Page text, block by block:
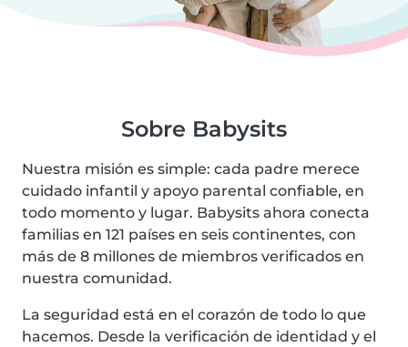
Sobre Babysits
Nuestra misión es simple: cada padre merece
cuidado infantil y apoyo parental confiable, en
todo momento y lugar. Babysits ahora conecta
familias en 121 países en seis continentes, con
más de 8 millones de miembros verificados en
nuestra comunidad.
La seguridad está en el corazón de todo lo que
hacemos. Desde la verificación de identidad y el